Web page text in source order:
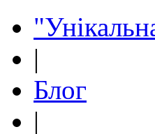
|
Блог
|